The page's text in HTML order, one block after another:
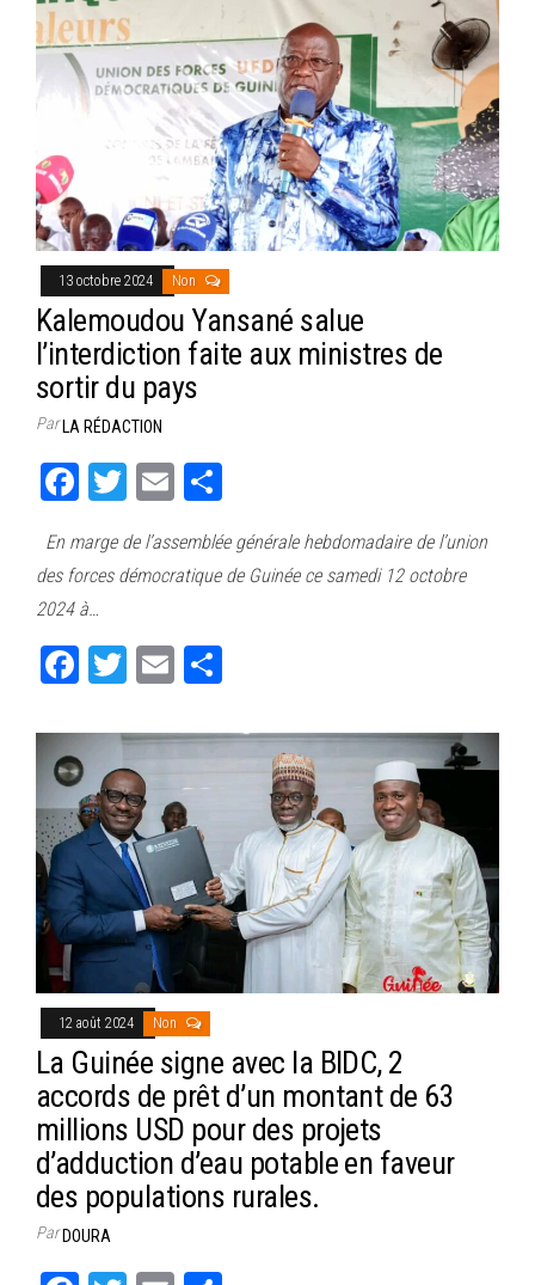
ok er
er
13 octobre 2024 Non
Kalemoudou Yansané salue
l’interdiction faite aux ministres de
sortir du pays
ParLA RÉDACTION
Fa
bo
ok
T
tt
er
E
ail ag
er
En marge de l’assemblée générale hebdomadaire de l’union
des forces démocratique de Guinée ce samedi 12 octobre
2024 à…
Fa
bo
ok
T
tt
er
E
ail ag
12 août 2024 Non
La Guinée signe avec la BIDC, 2
accords de prêt d’un montant de 63
millions USD pour des projets
d’adduction d’eau potable en faveur
des populations rurales.
ParDOURA